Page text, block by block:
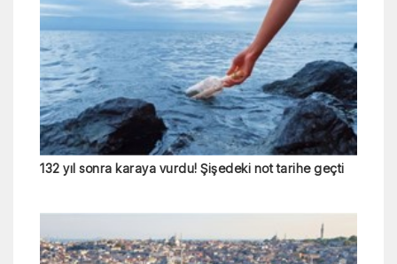
132 yıl sonra karaya vurdu! Şişedeki not tarihe geçti